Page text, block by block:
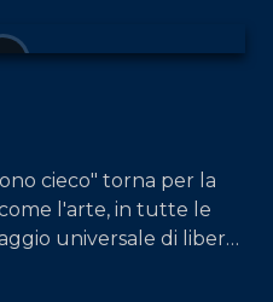
cieco" torna per la
l'arte, in tutte le
universale di libertà